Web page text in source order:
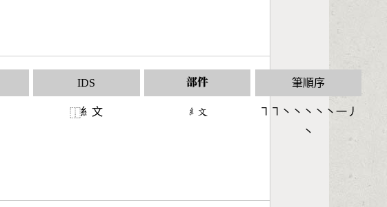
IDS
⿰糹文
部件
󶆠󶃶
筆順序
㇕㇕丶丶丶丶丶一丿
丶